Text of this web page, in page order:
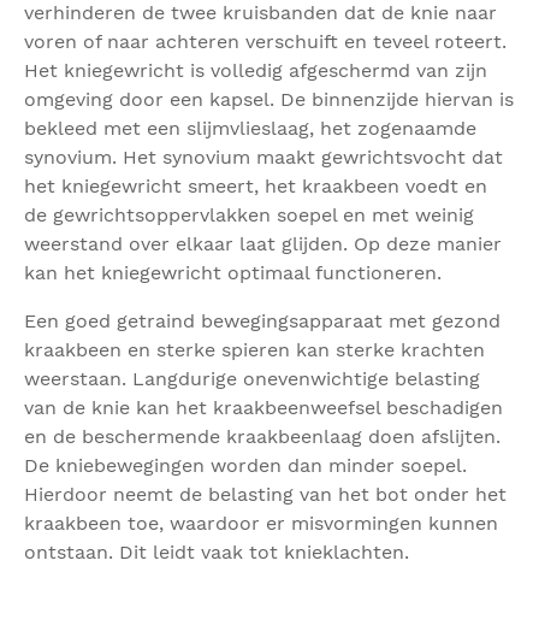
verhinderen de twee kruisbanden dat de knie naar
voren of naar achteren verschuift en teveel roteert.
Het kniegewricht is volledig afgeschermd van zijn
omgeving door een kapsel. De binnenzijde hiervan is
bekleed met een slijmvlieslaag, het zogenaamde
synovium. Het synovium maakt gewrichtsvocht dat
het kniegewricht smeert, het kraakbeen voedt en
de gewrichtsoppervlakken soepel en met weinig
weerstand over elkaar laat glijden. Op deze manier
kan het kniegewricht optimaal functioneren.
Een goed getraind bewegingsapparaat met gezond
kraakbeen en sterke spieren kan sterke krachten
weerstaan. Langdurige onevenwichtige belasting
van de knie kan het kraakbeenweefsel beschadigen
en de beschermende kraakbeenlaag doen afslijten.
De kniebewegingen worden dan minder soepel.
Hierdoor neemt de belasting van het bot onder het
kraakbeen toe, waardoor er misvormingen kunnen
ontstaan. Dit leidt vaak tot knieklachten.